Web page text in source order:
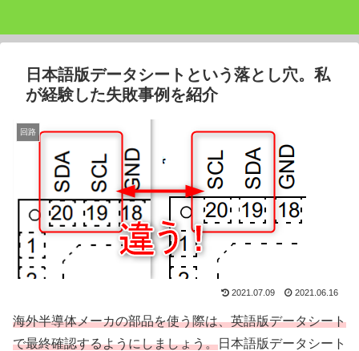
日本語版データシートという落とし穴。私
が経験した失敗事例を紹介
回路
2021.07.09 2021.06.16
海外半導体メーカの部品を使う際は、英語版データシート
で最終確認するようにしましょう。日本語版データシート